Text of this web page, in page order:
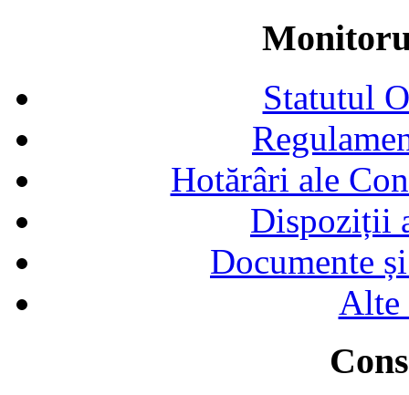
Statutul
Hotărâri ale
Dispoziții
Documente
Alte